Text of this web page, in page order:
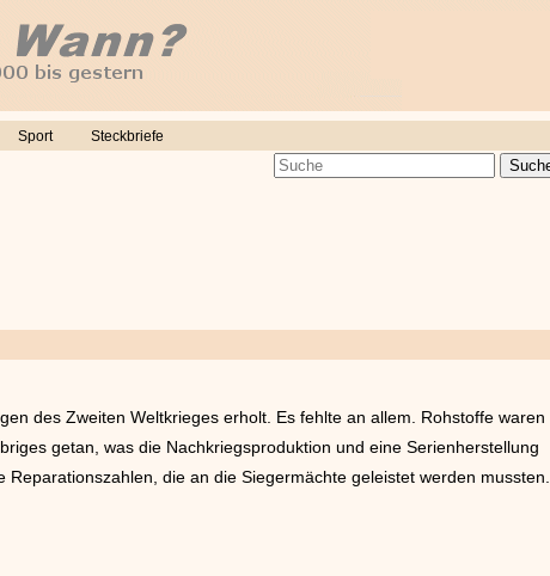
Sport Steckbriefe
des Zweiten Weltkrieges erholt. Es fehlte an allem. Rohstoffe waren
getan, was die Nachkriegsproduktion und eine Serienherstellung
die an die Siegermächte geleistet werden mussten.